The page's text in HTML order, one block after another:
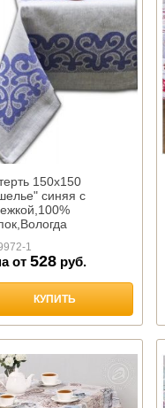
150х150
синяя с
1
от 528руб.
КУПИТЬ